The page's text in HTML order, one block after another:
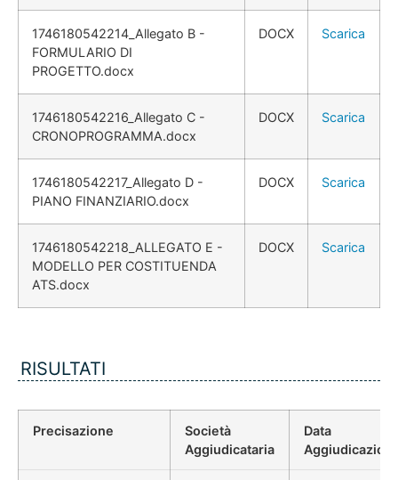
1746180542214_Allegato B -
FORMULARIO DI
PROGETTO.docx
DOCX Scarica
1746180542216_Allegato C -
CRONOPROGRAMMA.docx
DOCX Scarica
1746180542217_Allegato D -
PIANO FINANZIARIO.docx
DOCX Scarica
1746180542218_ALLEGATO E -
MODELLO PER COSTITUENDA
ATS.docx
DOCX Scarica
RISULTATI
Precisazione
Società
Aggiudicataria
Data